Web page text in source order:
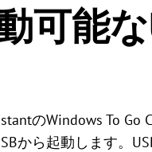
可能
のWindows To Go
から起動します。